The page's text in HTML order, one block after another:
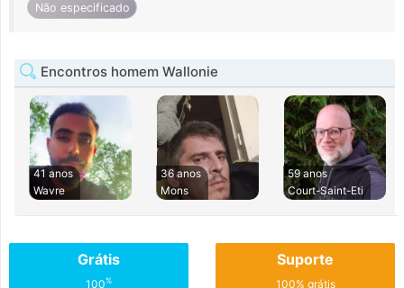
Não especificado
Encontros homem Wallonie
41 anos
Wavre
36 anos
Mons
59 anos
Court-Saint-Eti
Grátis
100%
Suporte
100% grátis